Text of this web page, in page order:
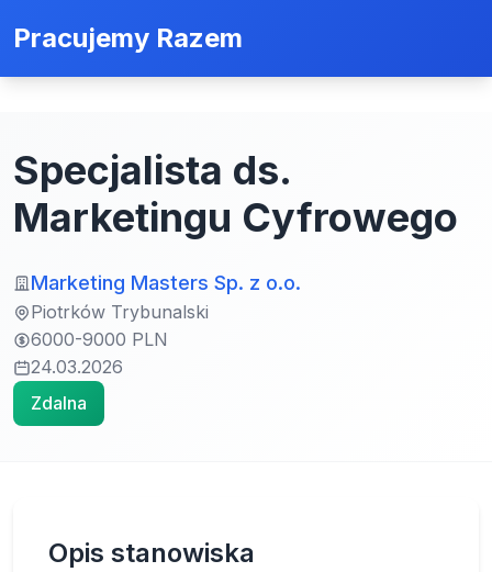
Pracujemy Razem
Specjalista ds.
Marketingu Cyfrowego
Marketing Masters Sp. z o.o.
Piotrków Trybunalski
6000-9000 PLN
24.03.2026
Zdalna
Opis stanowiska